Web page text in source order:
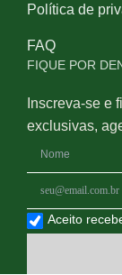
Política de
FAQ
FIQUE POR
Inscreva-se e
exclusivas,
Aceito